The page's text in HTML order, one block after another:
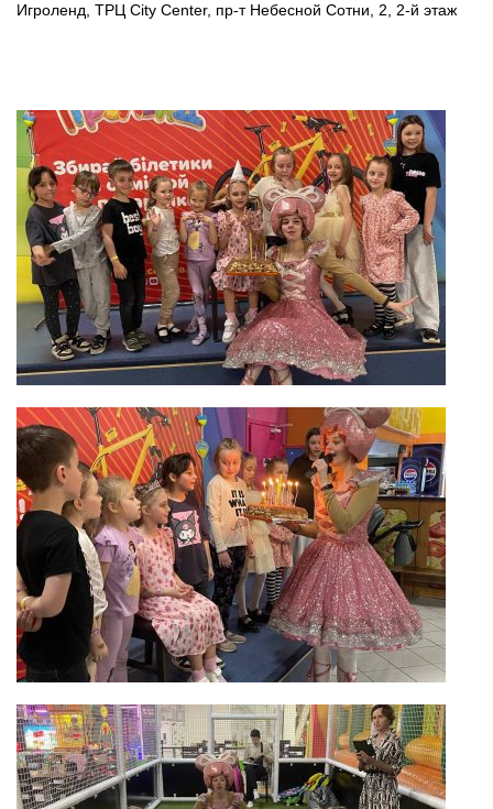
Игроленд, ТРЦ City Center, пр-т Небесной Сотни, 2, 2-й этаж